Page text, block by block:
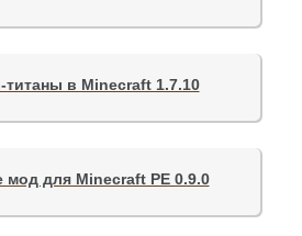
в Minecraft 1.7.10
мод для Minecraft PE 0.9.0